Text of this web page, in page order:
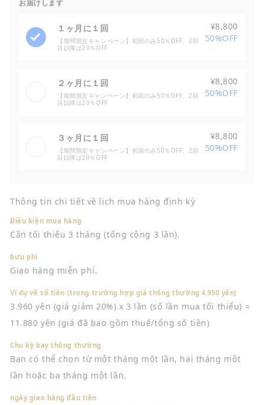
お届けします
１ヶ月に１回
【期間限定キャンペーン】初回のみ50％OFF、2回
目以降は20％OFF
¥8,800
50%OFF
２ヶ月に１回
【期間限定キャンペーン】初回のみ50％OFF、2回
目以降は20％OFF
¥8,800
50%OFF
３ヶ月に１回
【期間限定キャンペーン】初回のみ50％OFF、2回
目以降は20％OFF
¥8,800
50%OFF
Thông tin chi tiết về lịch mua hàng định kỳ
Điều kiện mua hàng
Cần tối thiểu 3 tháng (tổng cộng 3 lần).
bưu phí
Giao hàng miễn phí.
Ví dụ về số tiền (trong trường hợp giá thông thường 4.950 yên)
3.960 yên (giá giảm 20%) x 3 lần (số lần mua tối thiểu) =
11.880 yên (giá đã bao gồm thuế/tổng số tiền)
Chu kỳ bay thông thường
Bạn có thể chọn từ một tháng một lần, hai tháng một
lần hoặc ba tháng một lần.
ngày giao hàng đầu tiên